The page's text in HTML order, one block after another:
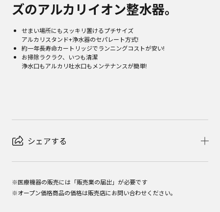
ズのアルカリイオン整水器。
せまい場所にもスッキリ置けるプチサイズ
アルカリスタンド+浄水器のセパレート方式!
約一年長寿命カートリッジでランニングコストが安い!
お掃除ラクラク、いつも清潔
浄水口もアルカリ吐水口もメンテナンスが簡単!
シェアする
※医療機器の販売には「販売業の届出」が必要です
※オープン価格商品の価格は販売店にお問い合わせください。